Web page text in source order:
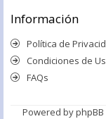
Información
Política de
Condiciones de
FAQs
Powered by